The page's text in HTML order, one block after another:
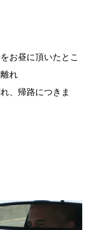
お昼に頂いたとこ
れ
、帰路につきま